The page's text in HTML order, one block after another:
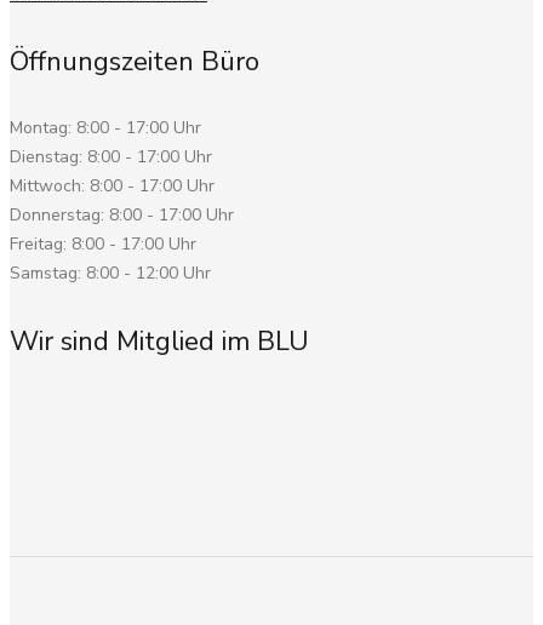
Öffnungszeiten Büro
Montag: 8:00 - 17:00 Uhr
Dienstag: 8:00 - 17:00 Uhr
Mittwoch: 8:00 - 17:00 Uhr
Donnerstag: 8:00 - 17:00 Uhr
Freitag: 8:00 - 17:00 Uhr
Samstag: 8:00 - 12:00 Uhr
Wir sind Mitglied im BLU